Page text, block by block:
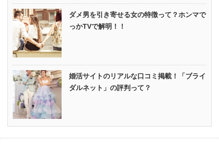
ダメ男を引き寄せる女の特徴って？ホンマで
っかTVで解明！！
婚活サイトのリアルな口コミ掲載！「ブライ
ダルネット」の評判って？